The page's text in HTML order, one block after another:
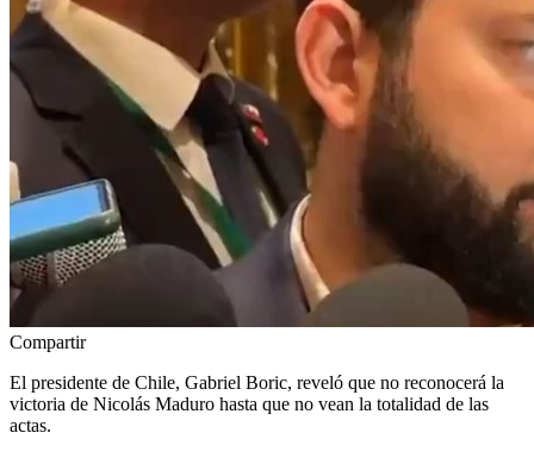
Compartir
El presidente de Chile, Gabriel Boric, reveló que no reconocerá la
victoria de Nicolás Maduro hasta que no vean la totalidad de las
actas.